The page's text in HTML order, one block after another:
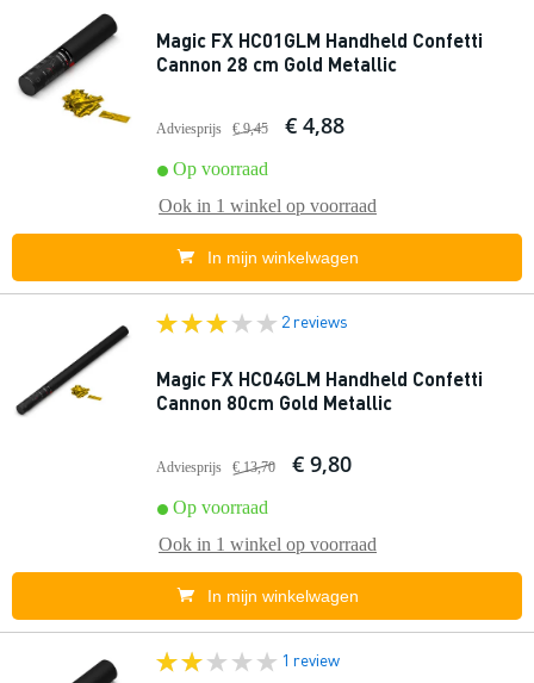
Magic FX HC01GLM Handheld Confetti
Cannon 28 cm Gold Metallic
Adviesprijs € 9,45 € 4,88
Op voorraad
Ook in 1 winkel op voorraad
In mijn winkelwagen
2 reviews
Magic FX HC04GLM Handheld Confetti
Cannon 80cm Gold Metallic
Adviesprijs € 13,70 € 9,80
Op voorraad
Ook in 1 winkel op voorraad
In mijn winkelwagen
1 review